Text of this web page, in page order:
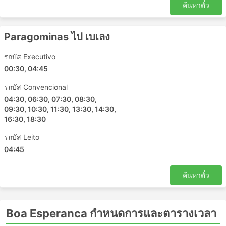
ค้นหาตั๋ว
Paragominas ไป เบเลง
รถบัส Executivo
00:30, 04:45
รถบัส Convencional
04:30, 06:30, 07:30, 08:30,
09:30, 10:30, 11:30, 13:30, 14:30,
16:30, 18:30
รถบัส Leito
04:45
ค้นหาตั๋ว
Boa Esperanca กำหนดการและตารางเวลา